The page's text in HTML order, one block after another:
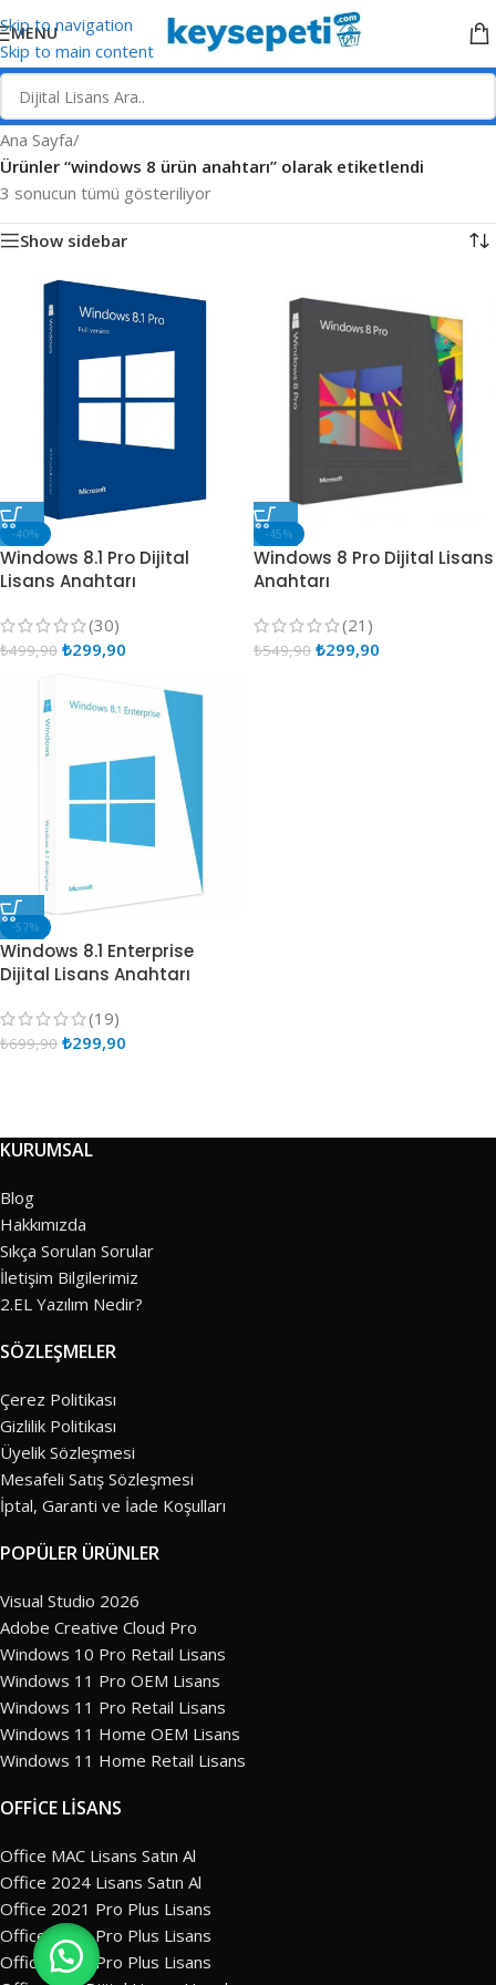
Skip to navigation
Skip to main content
MENU
Ana Sayfa/
Ürünler “windows 8 ürün anahtarı” olarak etiketlendi
3 sonucun tümü gösteriliyor
Show sidebar
-40%
Windows 8.1 Pro Dijital
Lisans Anahtarı
(30)
₺499,90 ₺299,90
-45%
Windows 8 Pro Dijital Lisans
Anahtarı
(21)
₺549,90 ₺299,90
-57%
Windows 8.1 Enterprise
Dijital Lisans Anahtarı
(19)
₺699,90 ₺299,90
KURUMSAL
Blog
Hakkımızda
Sıkça Sorulan Sorular
İletişim Bilgilerimiz
2.EL Yazılım Nedir?
SÖZLEŞMELER
Çerez Politikası
Gizlilik Politikası
Üyelik Sözleşmesi
Mesafeli Satış Sözleşmesi
İptal, Garanti ve İade Koşulları
POPÜLER ÜRÜNLER
Visual Studio 2026
Adobe Creative Cloud Pro
Windows 10 Pro Retail Lisans
Windows 11 Pro OEM Lisans
Windows 11 Pro Retail Lisans
Windows 11 Home OEM Lisans
Windows 11 Home Retail Lisans
OFFİCE LİSANS
Office MAC Lisans Satın Al
Office 2024 Lisans Satın Al
Office 2021 Pro Plus Lisans
Office 2019 Pro Plus Lisans
Office 2016 Pro Plus Lisans